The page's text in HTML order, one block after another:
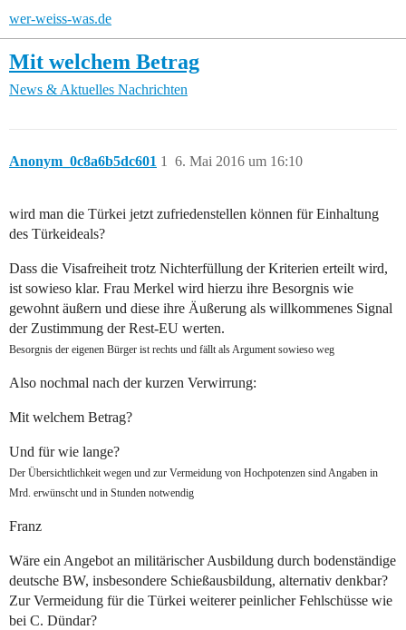
wer-weiss-was.de
Mit welchem Betrag
News & Aktuelles Nachrichten
Anonym_0c8a6b5dc601 6. Mai 2016 um 16:10
1
wird man die Türkei jetzt zufriedenstellen können für Einhaltung
des Türkeideals?
Dass die Visafreiheit trotz Nichterfüllung der Kriterien erteilt wird,
ist sowieso klar. Frau Merkel wird hierzu ihre Besorgnis wie
gewohnt äußern und diese ihre Äußerung als willkommenes Signal
der Zustimmung der Rest-EU werten.
Besorgnis der eigenen Bürger ist rechts und fällt als Argument sowieso weg
Also nochmal nach der kurzen Verwirrung:
Mit welchem Betrag?
Und für wie lange?
Der Übersichtlichkeit wegen und zur Vermeidung von Hochpotenzen sind Angaben in
Mrd. erwünscht und in Stunden notwendig
Franz
Wäre ein Angebot an militärischer Ausbildung durch bodenständige
deutsche BW, insbesondere Schießausbildung, alternativ denkbar?
Zur Vermeidung für die Türkei weiterer peinlicher Fehlschüsse wie
bei C. Dündar?